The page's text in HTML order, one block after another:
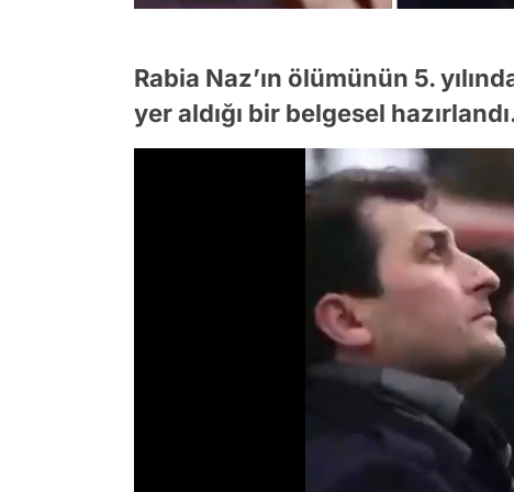
Rabia Naz’ın ölümünün 5.
yer aldığı bir belgesel